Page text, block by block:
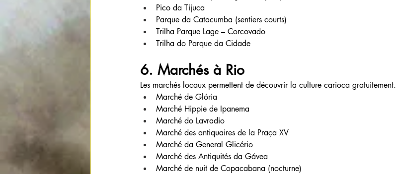
Pico da Tijuca
Parque da Catacumba (sentiers courts)
Trilha Parque Lage – Corcovado
Trilha do Parque da Cidade
6. Marchés à Rio
Les marchés locaux permettent de découvrir la culture carioca gratuitement.
Marché de Glória
Marché Hippie de Ipanema
Marché do Lavradio
Marché des antiquaires de la Praça XV
Marché da General Glicério
Marché des Antiquités da Gávea
Marché de nuit de Copacabana (nocturne)